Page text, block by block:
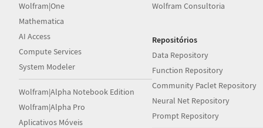
Wolfram|One
Mathematica
AI Access
Compute Services
System Modeler
Wolfram|Alpha Notebook Edition
Wolfram|Alpha Pro
Aplicativos Móveis
Wolfram Consultoria
Repositórios
Data Repository
Function Repository
Community Paclet Repository
Neural Net Repository
Prompt Repository